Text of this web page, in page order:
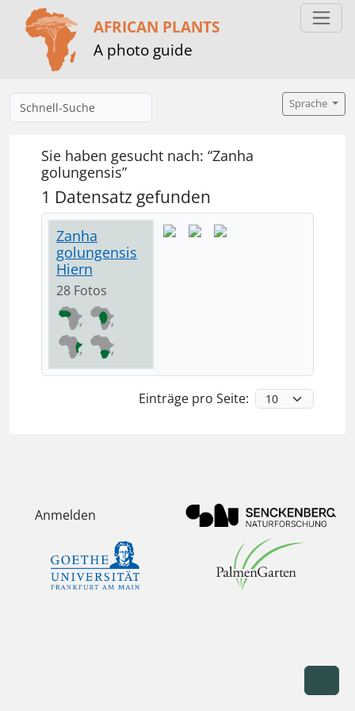
AFRICAN PLANTS
A photo guide
Sprache
Sie haben gesucht nach: “Zanha
golungensis”
1 Datensatz gefunden
Zanha
golungensis
Hiern
28 Fotos
Einträge pro Seite:
Anmelden